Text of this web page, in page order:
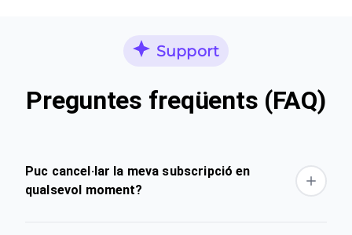
Support
Preguntes freqüents (FAQ)
Puc cancel·lar la meva subscripció en
qualsevol moment?